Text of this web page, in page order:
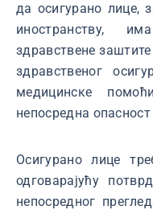
да осигурано лице,
иностранству,
здравствене
здравственог
медицинске
непосредна
Осигурано лице
одговарајућу
непосредног